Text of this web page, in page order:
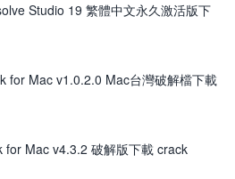
Studio 19 繁體中文永久激活版下
for Mac v1.0.2.0 Mac台灣破解檔下載
for Mac v4.3.2 破解版下載 crack